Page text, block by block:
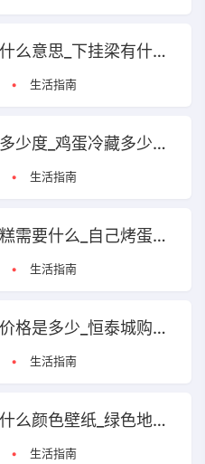
下挂梁是什么意思_下挂梁有什么好处
• 生活指南
鸡蛋冷藏多少度_鸡蛋冷藏多少度合适保存
• 生活指南
自己烤蛋糕需要什么_自己烤蛋糕需要什么材料
• 生活指南
恒泰城果价格是多少_恒泰城购物中心
• 生活指南
绿地板搭什么颜色壁纸_绿色地板配什么颜色地脚线
• 生活指南